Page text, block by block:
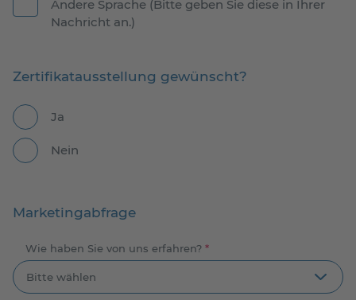
Andere Sprache (Bitte geben Sie diese in Ihrer
Nachricht an.)
Zertifikatausstellung gewünscht?
Ja
Nein
Marketingabfrage
Wie haben Sie von uns erfahren? *